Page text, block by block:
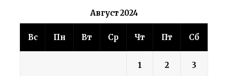
Август 2024
Вс Пн Вт Ср Чт Пт Сб
1 2 3